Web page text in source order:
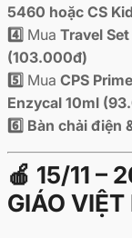
5460 hoặc CS
4️⃣ Mua Travel
(103.000đ)
5️⃣ Mua CPS
Enzycal 10ml
6️⃣ Bàn chải điện
🍎 15/11 –
GIÁO